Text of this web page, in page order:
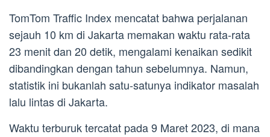
TomTom Traffic Index mencatat bahwa perjalanan
sejauh 10 km di Jakarta memakan waktu rata-rata
23 menit dan 20 detik, mengalami kenaikan sedikit
dibandingkan dengan tahun sebelumnya. Namun,
statistik ini bukanlah satu-satunya indikator masalah
lalu lintas di Jakarta.
Waktu terburuk tercatat pada 9 Maret 2023, di mana